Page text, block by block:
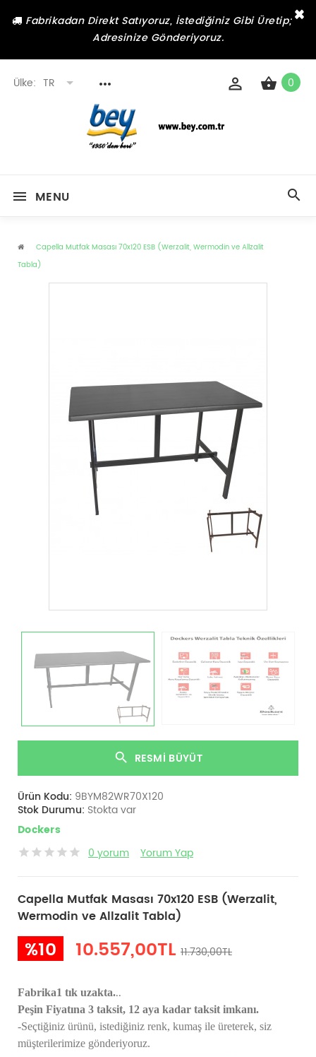
×
Fabrikadan Direkt Satıyoruz, İstediğiniz Gibi Üretip;
Adresinize Gönderiyoruz.
Ülke: TR 0
MENU
Capella Mutfak Masası 70x120 ESB (Werzalit, Wermodin ve Allzalit
Tabla)
RESMI BÜYÜT
Ürün Kodu: 9BYM82WR70X120
Stok Durumu: Stokta var
Dockers
0 yorum
Yorum Yap
Capella Mutfak Masası 70x120 ESB (Werzalit,
Wermodin ve Allzalit Tabla)
%10 10.557,00TL 11.730,00TL
Fabrika1 tık uzakta...
Peşin Fiyatına 3 taksit, 12 aya kadar taksit imkanı.
-Seçtiğiniz ürünü, istediğiniz renk, kumaş ile üreterek, siz
müşterilerimize gönderiyoruz.